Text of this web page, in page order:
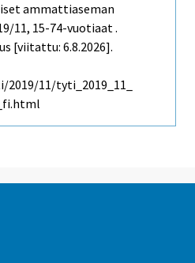
ammattiaseman
11, 15-74-vuotiaat .
[viitattu: 6.8.2026].
11/tyti_2019_11_